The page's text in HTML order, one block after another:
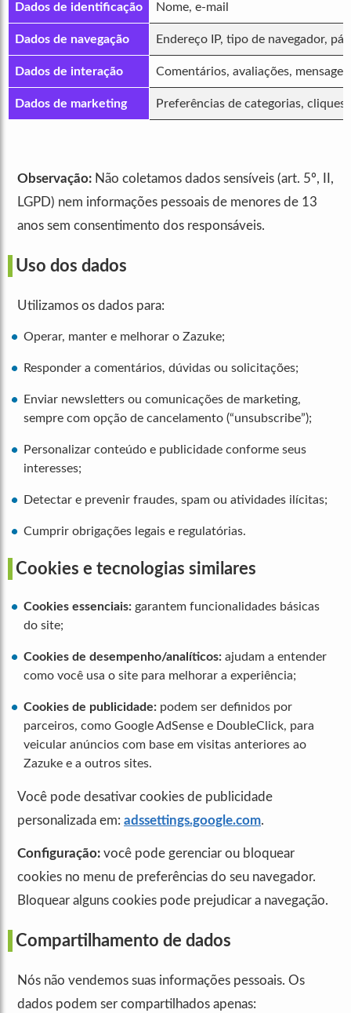
Dados de identificação Nome, e-mail
Dados de navegação Endereço IP, tipo de navegador,
Dados de interação Comentários, avaliações,
Dados de marketing Preferências de categorias, cliques
Observação: Não coletamos dados sensíveis (art. 5º, II,
LGPD) nem informações pessoais de menores de 13
anos sem consentimento dos responsáveis.
Uso dos dados
Utilizamos os dados para:
Operar, manter e melhorar o Zazuke;
Responder a comentários, dúvidas ou solicitações;
Enviar newsletters ou comunicações de marketing,
sempre com opção de cancelamento (“unsubscribe”);
Personalizar conteúdo e publicidade conforme seus
interesses;
Detectar e prevenir fraudes, spam ou atividades ilícitas;
Cumprir obrigações legais e regulatórias.
Cookies e tecnologias similares
Cookies essenciais: garantem funcionalidades básicas
do site;
Cookies de desempenho/analíticos: ajudam a entender
como você usa o site para melhorar a experiência;
Cookies de publicidade: podem ser definidos por
parceiros, como Google AdSense e DoubleClick, para
veicular anúncios com base em visitas anteriores ao
Zazuke e a outros sites.
Você pode desativar cookies de publicidade
personalizada em: adssettings.google.com.
Configuração: você pode gerenciar ou bloquear
cookies no menu de preferências do seu navegador.
Bloquear alguns cookies pode prejudicar a navegação.
Compartilhamento de dados
Nós não vendemos suas informações pessoais. Os
dados podem ser compartilhados apenas: